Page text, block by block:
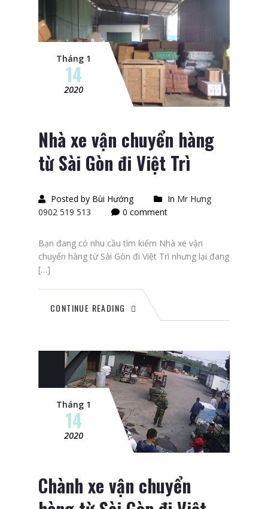
Tháng 1
14
2020
Nhà xe vận chuyển hàng
từ Sài Gòn đi Việt Trì
Posted by Bùi Hướng In Mr Hưng
0902 519 513
0 comment
Bạn đang có nhu cầu tìm kiếm Nhà xe vận
chuyển hàng từ Sài Gòn đi Việt Trì nhưng lại đang
[…]
CONTINUE READING
Tháng 1
14
2020
Chành xe vận chuyển